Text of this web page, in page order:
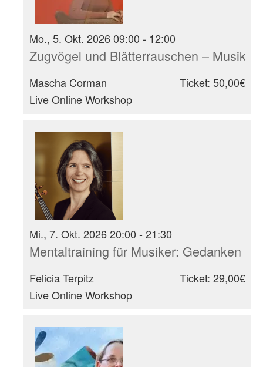
Mo., 5. Okt. 2026 09:00 - 12:00
Zugvögel und Blätterrauschen –
Mascha Corman
Live Online Workshop
Ticket: 50,00€
Mi., 7. Okt. 2026 20:00 - 21:30
Mentaltraining für Musiker: Gedanken
Felicia Terpitz
Live Online Workshop
Ticket: 29,00€